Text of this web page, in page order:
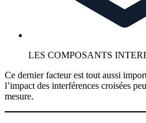
LES COMPOSANTS
Ce dernier facteur est tout aussi
l’impact des interférences croisées
mesure.